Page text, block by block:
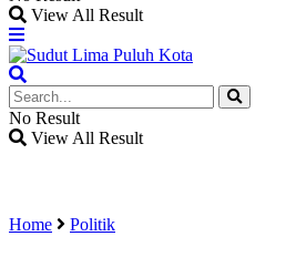
View All Result
No Result
View All Result
Home Politik